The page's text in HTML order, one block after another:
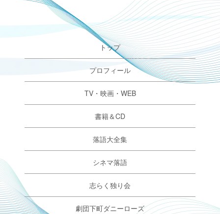
トップ
プロフィール
TV・映画・WEB
書籍＆CD
落語大全集
シネマ落語
志らく独り会
劇団下町ダニーローズ